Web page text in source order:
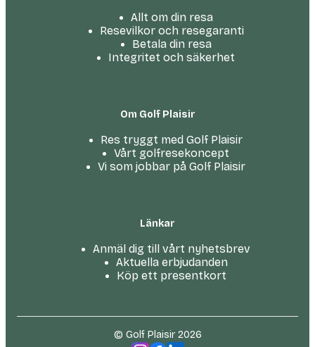
Allt om din resa
Resevilkor och resegaranti
Betala din resa
Integritet och säkerhet
Om Golf Plaisir
Res tryggt med Golf Plaisir
Vårt golfresekoncept
Vi som jobbar på Golf Plaisir
Länkar
Anmäl dig till vårt nyhetsbrev
Aktuella erbjudanden
Köp ett presentkort
© Golf Plaisir 2026